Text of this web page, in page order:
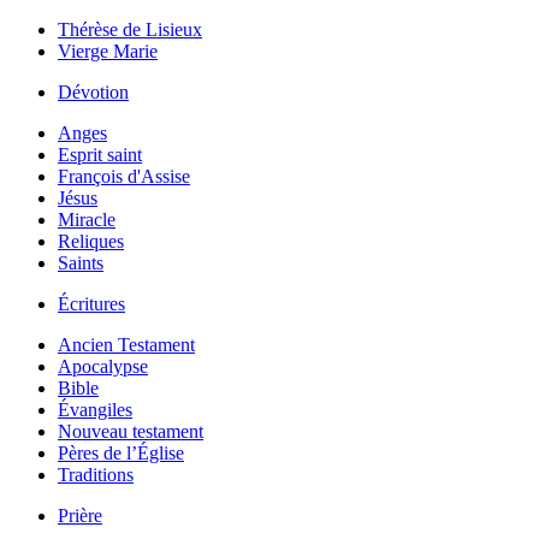
Thérèse de Lisieux
Vierge Marie
Dévotion
Anges
Esprit saint
François d'Assise
Jésus
Miracle
Reliques
Saints
Écritures
Ancien Testament
Apocalypse
Bible
Évangiles
Nouveau testament
Pères de l’Église
Traditions
Prière